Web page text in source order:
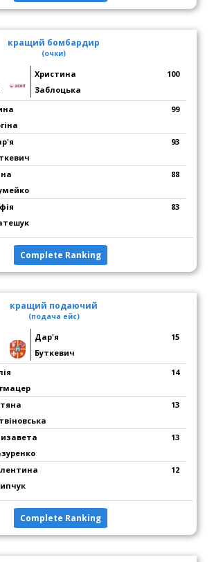
кращий бомбардир
(очки)
Христина
Заблоцька
100
99
93
88
83
Complete Ranking
кращий подаючий
(подача ейс)
Дар'я
Буткевич
15
14
13
13
12
Complete Ranking